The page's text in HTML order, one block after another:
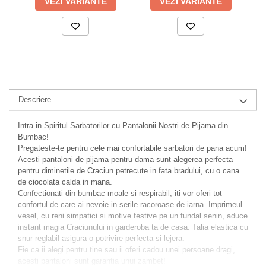
Descriere
Intra in Spiritul Sarbatorilor cu Pantalonii Nostri de Pijama din
Bumbac!
Pregateste-te pentru cele mai confortabile sarbatori de pana acum!
Acesti pantaloni de pijama pentru dama sunt alegerea perfecta
pentru diminetile de Craciun petrecute in fata bradului, cu o cana
de ciocolata calda in mana.
Confectionati din bumbac moale si respirabil, iti vor oferi tot
confortul de care ai nevoie in serile racoroase de iarna. Imprimeul
vesel, cu reni simpatici si motive festive pe un fundal senin, aduce
instant magia Craciunului in garderoba ta de casa. Talia elastica cu
snur reglabil asigura o potrivire perfecta si lejera.
Fie ca ii alegi pentru tine sau ii oferi cadou unei persoane dragi,